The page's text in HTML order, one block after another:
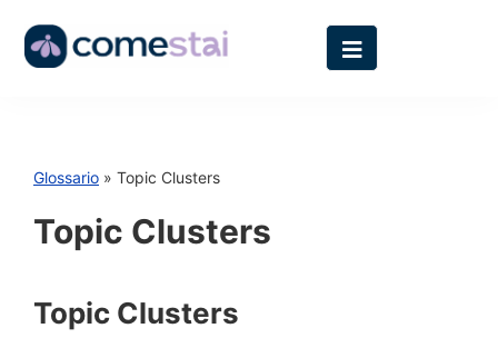
Glossario » Topic Clusters
Topic Clusters
Topic Clusters